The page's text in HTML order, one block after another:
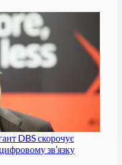
DBS скорочує
зв’язку